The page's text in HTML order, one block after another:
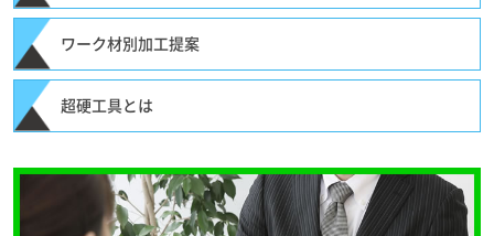
ワーク材別加工提案
超硬工具とは